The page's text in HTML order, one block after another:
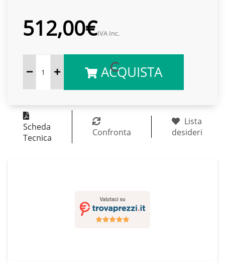
512,00€IVA Inc.
ACQUISTA
Scheda
Tecnica
Confronta
Lista
desideri